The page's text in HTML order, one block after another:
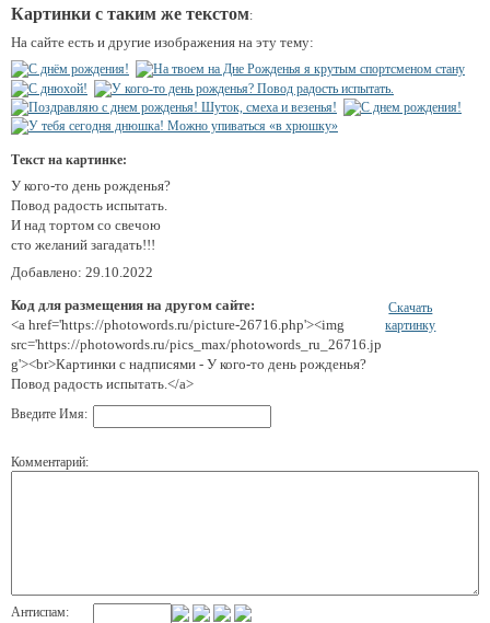
Картинки с таким же текстом:
На сайте есть и другие изображения на эту тему:
Текст на картинке:
У кого-то день рожденья?
Повод радость испытать.
И над тортом со свечою
сто желаний загадать!!!
Добавлено: 29.10.2022
Код для размещения на другом сайте:
<a href='https://photowords.ru/picture-26716.php'><img
src='https://photowords.ru/pics_max/photowords_ru_26716.jp
g'><br>Картинки с надписями - У кого-то день рожденья?
Повод радость испытать.</a>
Скачать
картинку
Введите Имя:
Комментарий:
Антиспам: